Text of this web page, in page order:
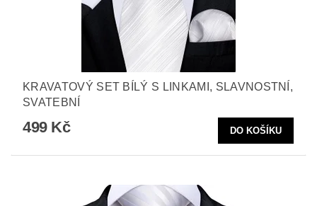
KRAVATOVÝ SET BÍLÝ S LINKAMI, SLAVNOSTNÍ,
SVATEBNÍ
499 Kč